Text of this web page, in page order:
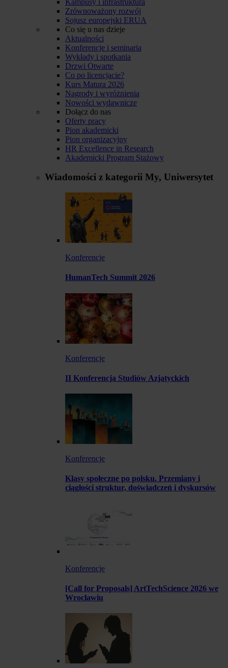
Zrównoważony rozwój
Sojusz europejski ERUA
Co się u nas dzieje
Aktualności
Konferencje i seminaria
Wykłady i spotkania
Drzwi Otwarte
Co po licencjacie?
Kurs Matura 2026
Nagrody i wyróżnienia
Nowości wydawnicze
Dołącz do nas
Oferty pracy
Pion akademicki
Pion organizacyjny
HR Excellence in Research
Akademicki Program Stażowy
Wiadomości z kategorii My, Uniwersytet
Konferencje
HumanTech Summit 2026
Konferencje
II Konferencja Studiów Azjatyckich
Konferencje
Klasy społeczne po polsku. Przemiany i
ciągłości struktur, doświadczeń i dyskursów
Konferencje
[Call for Proposals] ArtTechScience 2026 we
Wrocławiu